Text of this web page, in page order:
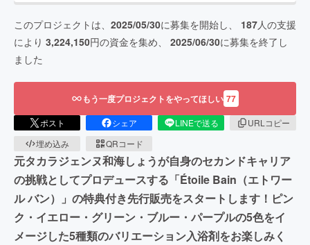
このプロジェクトは、 2025/05/30に募集を開始し、 187人の支援
により 3,224,150円の資金を集め、 2025/06/30に募集を終了し
ました
もう一度プロジェクトをやってほしい 77
ポスト シェア LINEで送る
URLコピー
埋め込み
QRコード
元タカラジェンヌ和海しょうが自身のセカンドキャリア
の挑戦としてプロデュースする「Étoile Bain（エトワー
ル バン）」の特典付き先行販売をスタートします！ピン
ク・イエロー・グリーン・ブルー・パープルの5色をイ
メージした5種類のバリエーション入浴剤をお楽しみく